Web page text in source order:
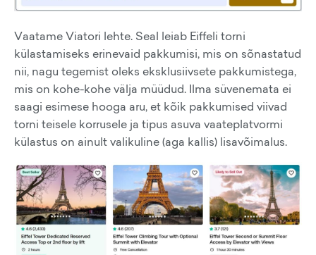
Vaatame Viatori lehte. Seal leiab Eiffeli torni
külastamiseks erinevaid pakkumisi, mis on sõnastatud
nii, nagu tegemist oleks eksklusiivsete pakkumistega,
mis on kohe-kohe välja müüdud. Ilma süvenemata ei
saagi esimese hooga aru, et kõik pakkumised viivad
torni teisele korrusele ja tipus asuva vaateplatvormi
külastus on ainult valikuline (aga kallis) lisavõimalus.